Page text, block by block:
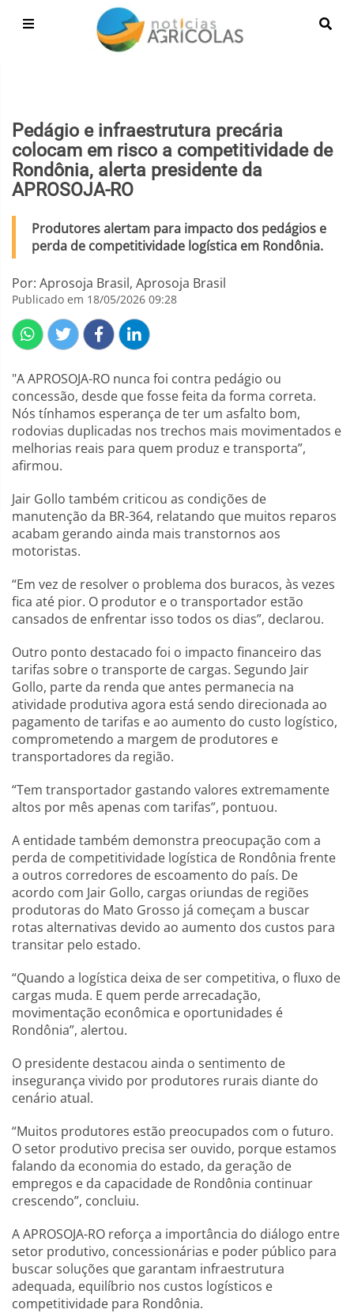
Pedágio e infraestrutura precária
colocam em risco a competitividade de
Rondônia, alerta presidente da
APROSOJA-RO
Produtores alertam para impacto dos pedágios e
perda de competitividade logística em Rondônia.
Por: Aprosoja Brasil, Aprosoja Brasil
Publicado em 18/05/2026 09:28
"A APROSOJA-RO nunca foi contra pedágio ou
concessão, desde que fosse feita da forma correta.
Nós tínhamos esperança de ter um asfalto bom,
rodovias duplicadas nos trechos mais movimentados e
melhorias reais para quem produz e transporta”,
afirmou.
Jair Gollo também criticou as condições de
manutenção da BR-364, relatando que muitos reparos
acabam gerando ainda mais transtornos aos
motoristas.
“Em vez de resolver o problema dos buracos, às vezes
fica até pior. O produtor e o transportador estão
cansados de enfrentar isso todos os dias”, declarou.
Outro ponto destacado foi o impacto financeiro das
tarifas sobre o transporte de cargas. Segundo Jair
Gollo, parte da renda que antes permanecia na
atividade produtiva agora está sendo direcionada ao
pagamento de tarifas e ao aumento do custo logístico,
comprometendo a margem de produtores e
transportadores da região.
“Tem transportador gastando valores extremamente
altos por mês apenas com tarifas”, pontuou.
A entidade também demonstra preocupação com a
perda de competitividade logística de Rondônia frente
a outros corredores de escoamento do país. De
acordo com Jair Gollo, cargas oriundas de regiões
produtoras do Mato Grosso já começam a buscar
rotas alternativas devido ao aumento dos custos para
transitar pelo estado.
“Quando a logística deixa de ser competitiva, o fluxo de
cargas muda. E quem perde arrecadação,
movimentação econômica e oportunidades é
Rondônia”, alertou.
O presidente destacou ainda o sentimento de
insegurança vivido por produtores rurais diante do
cenário atual.
“Muitos produtores estão preocupados com o futuro.
O setor produtivo precisa ser ouvido, porque estamos
falando da economia do estado, da geração de
empregos e da capacidade de Rondônia continuar
crescendo”, concluiu.
A APROSOJA-RO reforça a importância do diálogo entre
setor produtivo, concessionárias e poder público para
buscar soluções que garantam infraestrutura
adequada, equilíbrio nos custos logísticos e
competitividade para Rondônia.